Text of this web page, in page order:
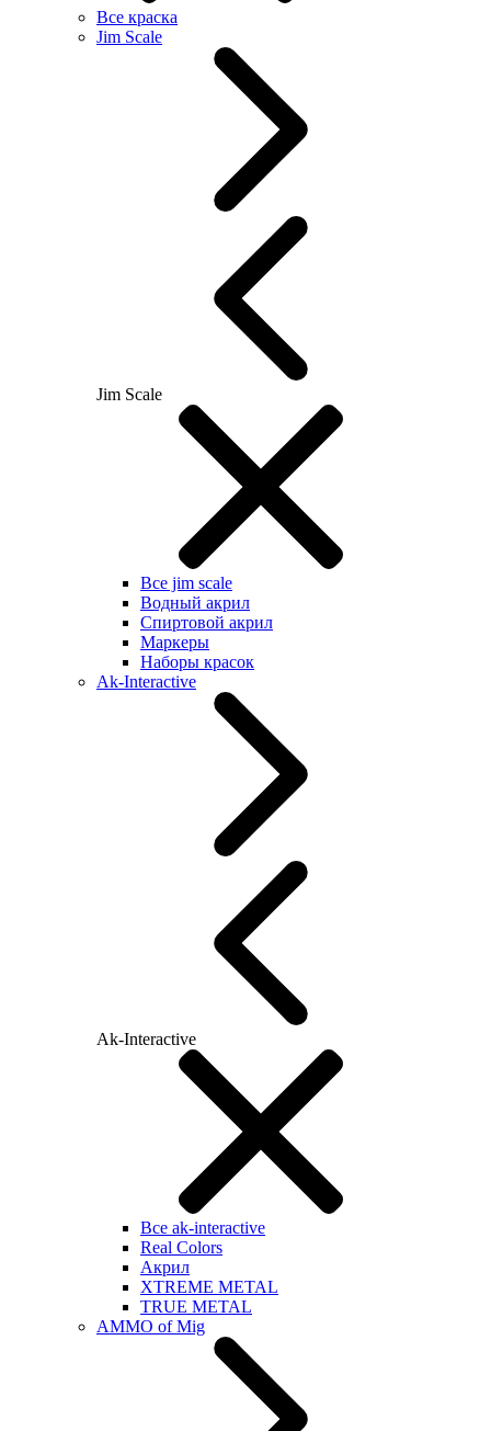
Все краска
Jim Scale
Jim Scale
Все jim scale
Водный акрил
Спиртовой акрил
Маркеры
Наборы красок
Ak-Interactive
Ak-Interactive
Все ak-interactive
Real Colors
Акрил
XTREME METAL
TRUE METAL
AMMO of Mig